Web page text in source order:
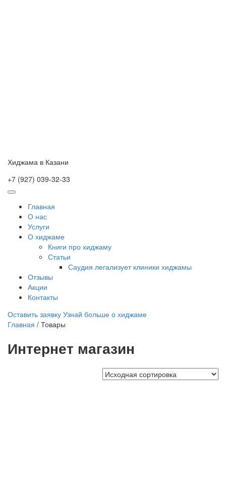
Хиджама в Казани
+7 (927) 039-32-33
Главная
О нас
Услуги
О хиджаме
Книги про хиджаму
Статьи
Саудия легализует клиники хиджамы
Отзывы
Акции
Контакты
Оставить заявку Узнай больше о хиджаме
Главная / Товары
Интернет магазин